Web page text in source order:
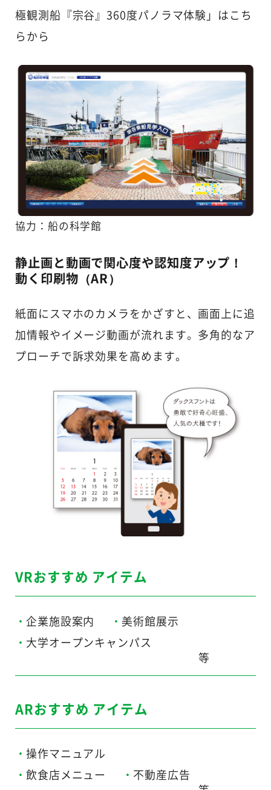
極観測船『宗谷』360度パノラマ体験」はこち
らから
協力：船の科学館
静止画と動画で関心度や認知度アップ！
動く印刷物（AR）
紙面にスマホのカメラをかざすと、画面上に追
加情報やイメージ動画が流れます。多角的なア
プローチで訴求効果を高めます。
VRおすすめ アイテム
企業施設案内
美術館展示
大学オープンキャンパス
ARおすすめ アイテム
操作マニュアル
飲食店メニュー
不動産広告